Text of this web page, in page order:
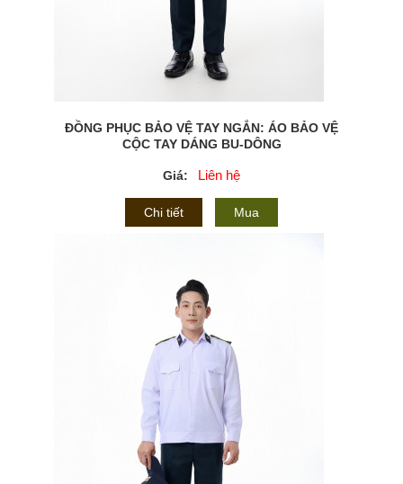
ĐỒNG PHỤC BẢO VỆ TAY NGẮN: ÁO BẢO VỆ
CỘC TAY DÁNG BU-DÔNG
Giá: Liên hệ
Chi tiết Mua